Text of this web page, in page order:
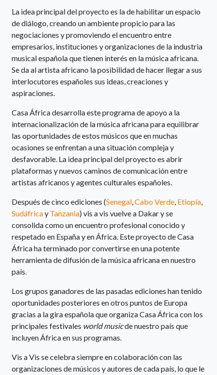
La idea principal del proyecto es la de habilitar un espacio
de diálogo, creando un ambiente propicio para las
negociaciones y promoviendo el encuentro entre
empresarios, instituciones y organizaciones de la industria
musical española que tienen interés en la música africana.
Se da al artista africano la posibilidad de hacer llegar a sus
interlocutores españoles sus ideas, creaciones y
aspiraciones.
Casa África desarrolla este programa de apoyo a la
internacionalización de la música africana para equilibrar
las oportunidades de estos músicos que en muchas
ocasiones se enfrentan a una situación compleja y
desfavorable. La idea principal del proyecto es abrir
plataformas y nuevos caminos de comunicación entre
artistas africanos y agentes culturales españoles.
Después de cinco ediciones (Senegal,Cabo Verde, Etiopía,
Sudáfricay Tanzania) vis a vis vuelve a Dakar y se
consolida como un encuentro profesional conocido y
respetado en España y en África. Este proyecto de Casa
África ha terminado por convertirse en una potente
herramienta de difusión de la música africana en nuestro
país.
Los grupos ganadores de las pasadas ediciones han tenido
oportunidades posteriores en otros puntos de Europa
gracias a la gira española que organiza Casa África con los
principales festivales world musicde nuestro país que
incluyen África en sus programas.
Vis a Vis se celebra siempre en colaboración con las
organizaciones de músicos y autores de cada país, lo que le